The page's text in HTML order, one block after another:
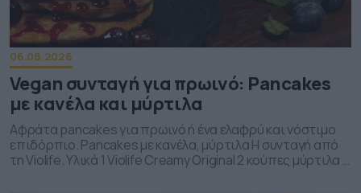
06.08.2026
Vegan συνταγή για πρωινό: Pancakes
με κανέλα και μύρτιλα
Αφράτα pancakes για πρωινό ή ένα ελαφρύ και νόστιμο
επιδόρπιο. Pancakes με κανέλα, μύρτιλα Η συνταγή από
τη Violife. Υλικά 1 Violife Creamy Original 2 κούπες μύρτιλα 1